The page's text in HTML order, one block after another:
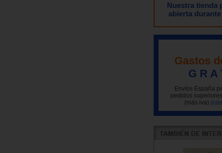
Nuestra tienda
abierta
Gastos
G R A
Envíos España
pedidos
(más iva)